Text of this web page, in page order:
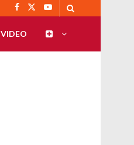
VIDEO